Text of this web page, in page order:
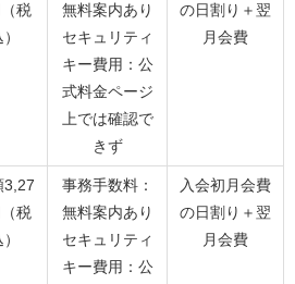
税
無料案内あり
セキュリティ
キー費用：公
式料金ページ
上では確認で
きず
の日割り＋翌
月会費
3,27
税
事務手数料：
無料案内あり
セキュリティ
キー費用：公
入会初月会費
の日割り＋翌
月会費